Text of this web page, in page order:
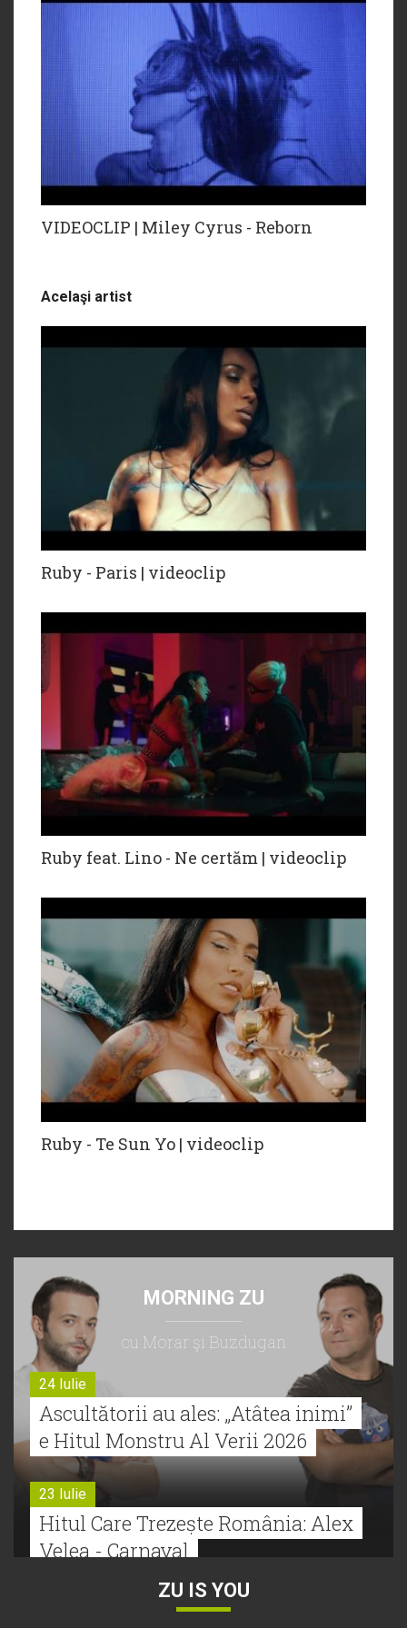
VIDEOCLIP | Miley Cyrus - Reborn
Acelaşi artist
Ruby - Paris | videoclip
Ruby feat. Lino - Ne certăm | videoclip
Ruby - Te Sun Yo | videoclip
MORNING ZU
cu Morar şi Buzdugan
24 Iulie
Ascultătorii au ales: „Atâtea inimi”
e Hitul Monstru Al Verii 2026
23 Iulie
Hitul Care Trezește România: Alex
Velea - Carnaval
ZU IS YOU